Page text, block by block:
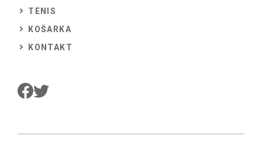
TENIS
KOŠARKA
KONTAKT